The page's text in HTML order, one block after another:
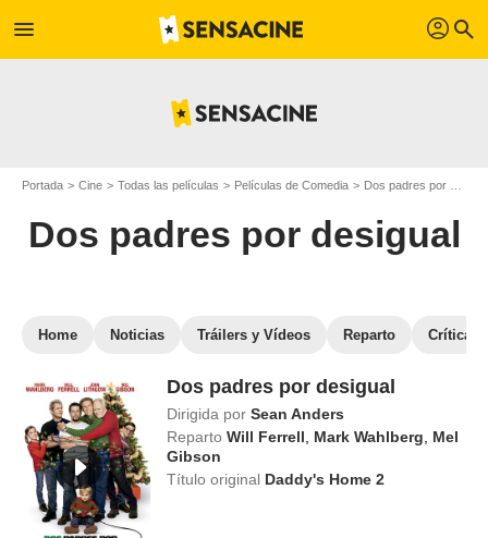
menu profil search
Portada Cine Todas las películas Películas de Comedia Dos padres por desigual
Dos padres por desigual
Home Noticias Tráilers y Vídeos Reparto Críticas
Dos padres por desigual
Dirigida por Sean Anders
Reparto Will Ferrell Mark Wahlberg
Mel
Gibson
Título original Daddy's Home 2